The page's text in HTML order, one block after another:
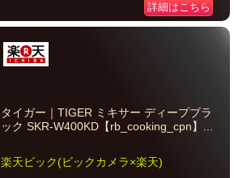
詳細はこちら
タイガー｜TIGER ミキサー ディープブラ
ック SKR-W400KD【rb_cooking_cpn】...
楽天ビック(ビックカメラ×楽天)